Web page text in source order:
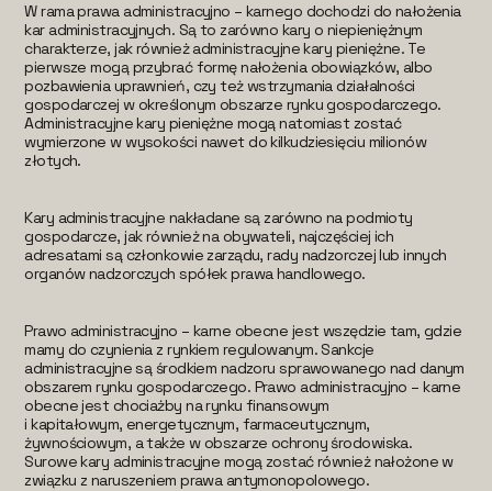
W rama prawa administracyjno – karnego dochodzi do nałożenia
kar administracyjnych. Są to zarówno kary o niepieniężnym
charakterze, jak również administracyjne kary pieniężne. Te
pierwsze mogą przybrać formę nałożenia obowiązków, albo
pozbawienia uprawnień, czy też wstrzymania działalności
gospodarczej w określonym obszarze rynku gospodarczego.
Administracyjne kary pieniężne mogą natomiast zostać
wymierzone w wysokości nawet do kilkudziesięciu milionów
złotych.
Kary administracyjne nakładane są zarówno na podmioty
gospodarcze, jak również na obywateli, najczęściej ich
adresatami są członkowie zarządu, rady nadzorczej lub innych
organów nadzorczych spółek prawa handlowego.
Prawo administracyjno – karne obecne jest wszędzie tam, gdzie
mamy do czynienia z rynkiem regulowanym. Sankcje
administracyjne są środkiem nadzoru sprawowanego nad danym
obszarem rynku gospodarczego. Prawo administracyjno – karne
obecne jest chociażby na rynku finansowym
i kapitałowym, energetycznym, farmaceutycznym,
żywnościowym, a także w obszarze ochrony środowiska.
Surowe kary administracyjne mogą zostać również nałożone w
związku z naruszeniem prawa antymonopolowego.